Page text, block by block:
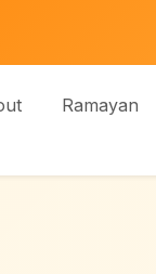
Ramayan